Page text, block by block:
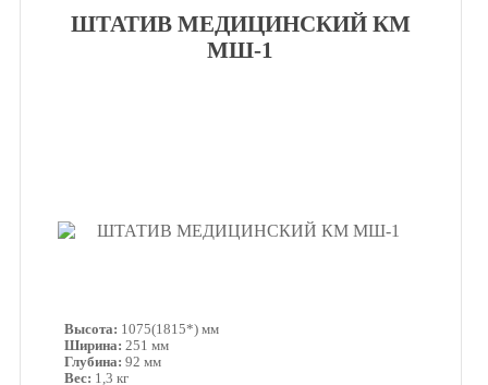
ШТАТИВ МЕДИЦИНСКИЙ КМ
МШ-1
Высота: 1075(1815*) мм
Ширина: 251 мм
Глубина: 92 мм
Вес: 1,3 кг